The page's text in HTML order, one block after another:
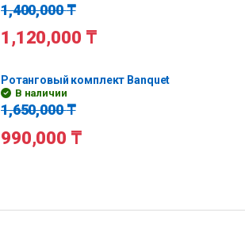
1,400,000₸
1,120,000 ₸
Ротанговый комплект Banquet
В наличии
1,650,000₸
990,000 ₸